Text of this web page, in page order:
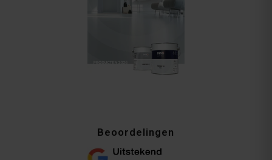
Beoordelingen